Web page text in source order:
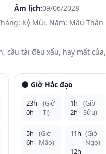
Âm lịch:09/06/2028
Kỷ Mùi, Năm: Mậu Thân
cầu tài đều xấu, hay mất của,
🌑 Giờ Hắc đạo
23h –
0h
(Giờ
Tí)
1h –
2h
(Giờ
Sửu)
5h –
6h
(Giờ
Mão)
11h
–
12h
(Giờ
Ngọ)